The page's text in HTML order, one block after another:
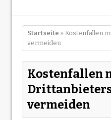
Startseite » Kostenfallen
vermeiden
Kostenfallen
vermeiden